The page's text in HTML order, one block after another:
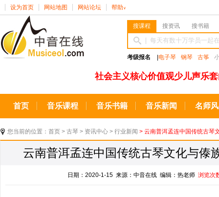
设为首页 网站地图 网站论坛 帮助 ∨
搜课程 搜资讯 搜书籍
考级报名 电子琴 钢琴 古筝
社会主义核心价值观少儿声乐
首页 音乐课程 音乐书籍 音乐新闻 名师
您当前的位置： 首页 > 古琴 > 资讯中心 > 行业新闻 > 云南普洱孟连中国传统古琴
云南普洱孟连中国传统古琴文化与傣
日期：2020-1-15 来源：中音在线 编辑：热老师浏览次